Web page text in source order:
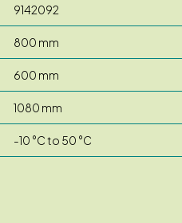
9142092
800 mm
600 mm
1080 mm
-10 °C to 50 °C